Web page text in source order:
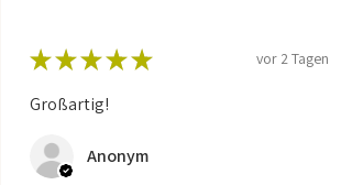
★ ★ ★ ★ ★ vor 2 Tagen
Großartig!
Anonym